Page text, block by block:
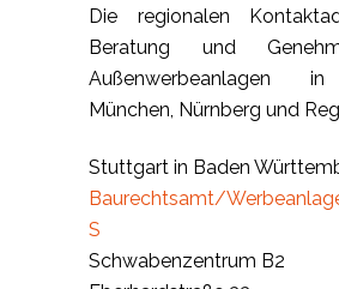
Die regionalen
Beratung und
Außenwerbeanlagen
München, Nürnberg und
Stuttgart in Baden
Baurechtsamt/
S
Schwabenzentrum B2